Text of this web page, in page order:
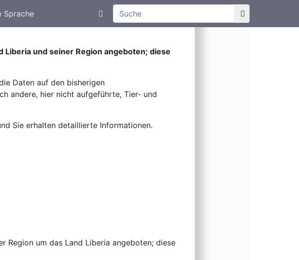
Aktuelle Meldungen
Suchtexteingabe
Sprache
und seiner Region angeboten; diese
Daten auf den bisherigen
andere, hier nicht aufgeführte, Tier- und
Sie erhalten detaillierte Informationen.
Region um das Land Liberia angeboten; diese